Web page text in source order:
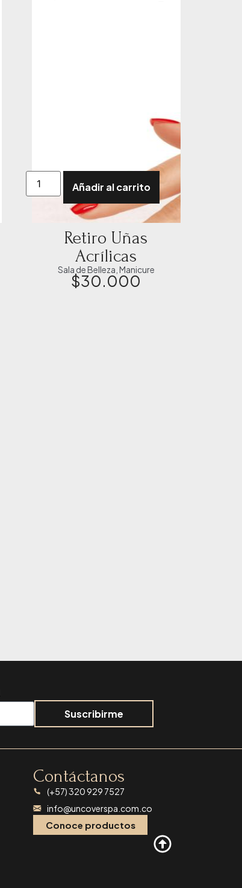
Añadir al carrito
Retiro Uñas
Acrílicas
Sala de Belleza Manicure
$30.000
Suscribirme
Contáctanos
(+57) 320 929 7527
info@uncoverspa.com.co
Conoce productos